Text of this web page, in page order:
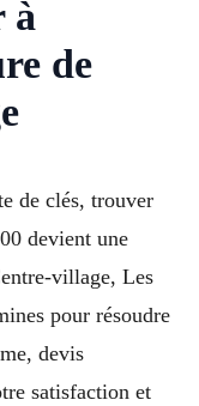
à
de
de clés, trouver
devient une
village, Les
pour résoudre
devis
satisfaction et